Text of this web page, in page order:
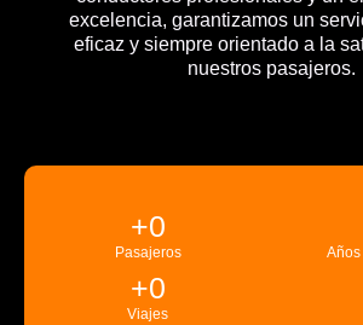
excelencia, garantizamos un
eficaz y siempre orientado a la
nuestros pasajeros.
Pasajeros
+0
Viajes
+0